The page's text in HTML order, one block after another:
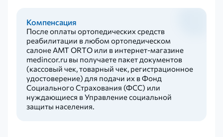
Компенсация
После оплаты ортопедических средств
реабилитации в любом ортопедическом
салоне AMT ORTO или в интернет-магазине
medincor.ru вы получаете пакет документов
(кассовый чек, товарный чек, регистрационное
удостоверение) для подачи их в Фонд
Социального Страхования (ФСС) или
нуждающиеся в Управление социальной
защиты населения.